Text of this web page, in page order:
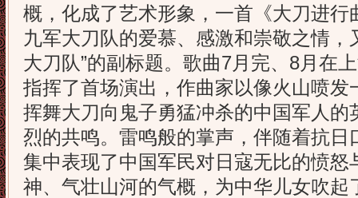
概，化成了艺术形象，一首《大刀进行
九军大刀队的爱慕、感激和崇敬之情，
大刀队”的副标题。歌曲7月完、8月在
指挥了首场演出，作曲家以像火山喷发
挥舞大刀向鬼子勇猛冲杀的中国军人的
烈的共鸣。雷鸣般的掌声，伴随着抗日
集中表现了中国军民对日寇无比的愤怒
神、气壮山河的气概，为中华儿女吹起